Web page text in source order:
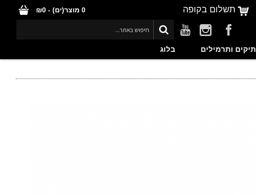
תשלום בקופה 0 מוצר(ים) - ₪0
תיקים ותרמילים בלוג